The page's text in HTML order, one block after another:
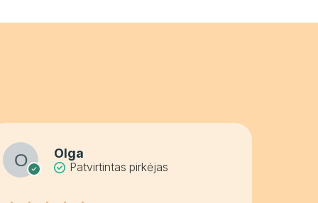
Olga
Patvirtintas pirkėjas